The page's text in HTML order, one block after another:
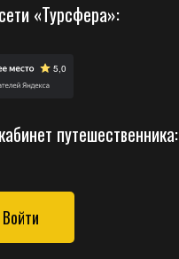
«Турсфера»:
путешественника:
Войти